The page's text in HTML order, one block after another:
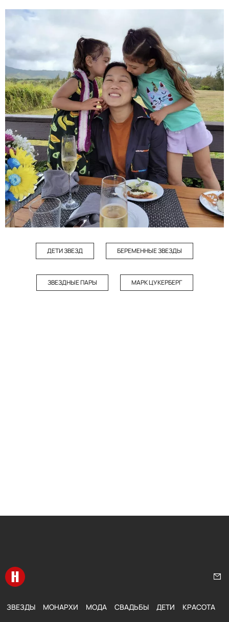
ДЕТИ ЗВЕЗД БЕРЕМЕННЫЕ ЗВЕЗДЫ
ЗВЕЗДНЫЕ ПАРЫ МАРК ЦУКЕРБЕРГ
Перейти на главную
ЗВЕЗДЫ МОНАРХИ МОДА СВАДЬБЫ ДЕТИ КРАСОТА